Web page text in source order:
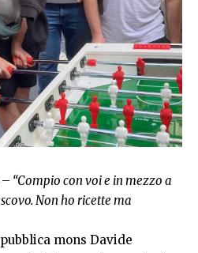
“Compio con voi e in mezzo a
Non ho ricette ma
mons Davide